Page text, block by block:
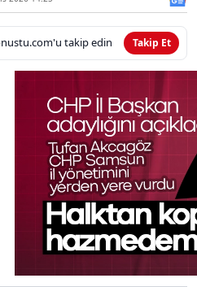
takip edin Takip Et